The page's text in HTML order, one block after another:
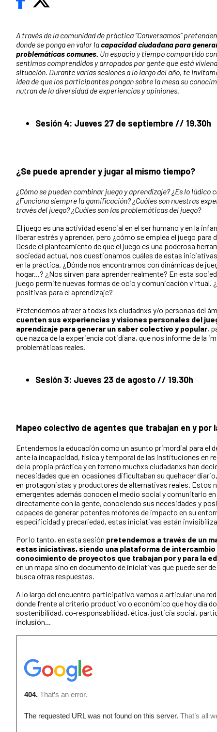
A través de la comunidad de práctica “Conversamos”
donde se ponga en valor lacapacidad ciudadana para
problemáticas comunes. Un espacio y tiempo compartido
sentimos comprendidos y arropados por gente que está
situación. Durante varias sesiones a lo largo del año, te
idea de que los participantes pongan sobre la mesa su
nutran de la diversidad de experiencias y opiniones.
Sesión 4: Jueves 27 de septiembre // 19.30h
¿Se puede aprender y jugar al mismo tiempo?
¿Cómo se pueden combinar juego y aprendizaje? ¿Es lo
¿Funciona siempre la gamificación? ¿Cuáles son nuestras
través del juego? ¿Cuáles son las problemáticas del juego?
El juego es una actividad esencial en el ser humano y en la
liberar estrés y aprender, pero ¿cómo se emplea el juego
Desde el planteamiento de que el juego es una poderosa
sociedad actual, nos cuestionamos cuáles de estas
en la práctica. ¿Dónde nos encontramos con dinámicas de
hogar...? ¿Nos sirven para aprender realmente? En esta
juego permite nuevas formas de ocio y comunicación virtual.
positivas para el aprendizaje?
Pretendemos atraer a todxs lxs ciudadnxs y/o personas del
cuenten sus experiencias y visiones personales del
aprendizaje para generar un saber colectivo y popular,
que nazca de la experiencia cotidiana, que nos informe de la
problemáticas reales.
Sesión 3: Jueves 23 de agosto // 19.30h
Mapeo colectivo de agentes que trabajan en y por
Entendemos la educación como un asunto primordial para el
ante la incapacidad, física y temporal de las instituciones en
de la propia práctica y en terreno muchxs ciudadanxs han
necesidades que en ocasiones dificultaban su quehacer
en protagonistas y productores de alternativas reales. Estos
emergentes además conocen el medio social y comunitario
directamente con la gente, conociendo sus necesidades y
capaces de generar potentes motores de impacto en su
especificidad y precariedad, estas iniciativas están
Por lo tanto, en esta sesión pretendemos a través de un
estas iniciativas, siendo una plataforma de
conocimiento de proyectos que trabajan por y para la
en un mapa sino en documento de iniciativas que puede ser
busca otras respuestas.
A lo largo del encuentro participativo vamos a articular una
donde frente al criterio productivo o económico que hoy día
sostenibilidad, co-responsabilidad, ética, justicia social,
inclusión...